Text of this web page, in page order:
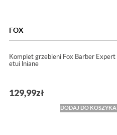
FOX
Komplet grzebieni Fox Barber Expert
etui lniane
129,99zł
DODAJ DO KOSZYKA